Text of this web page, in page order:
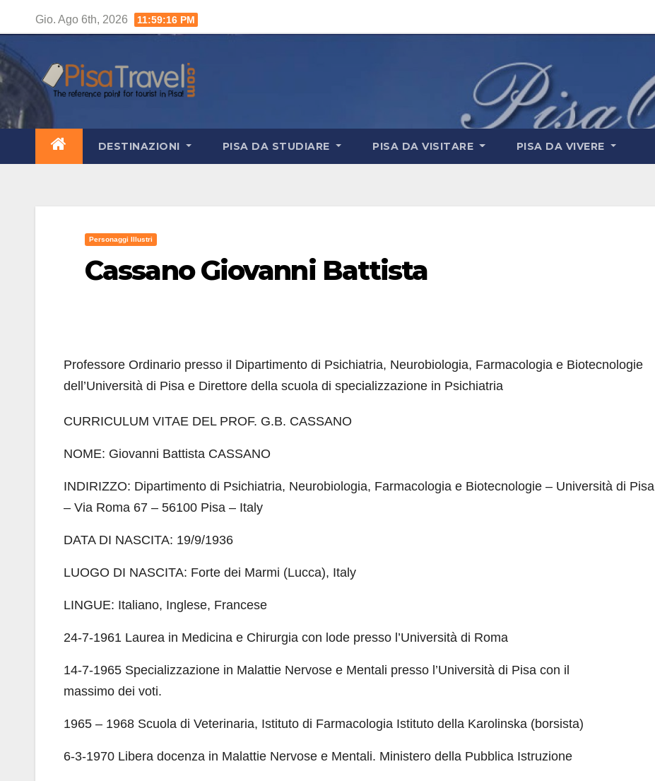
contenuto
Gio. Ago 6th, 2026 11:59:18 PM
DESTINAZIONI PISA DA STUDIARE PISA DA VISITARE PISA DA VIVERE
Personaggi Illustri
Cassano Giovanni Battista
Professore Ordinario presso il Dipartimento di Psichiatria, Neurobiologia, Farmacologia e Biotecnologie
dell’Università di Pisa e Direttore della scuola di specializzazione in Psichiatria
CURRICULUM VITAE DEL PROF. G.B. CASSANO
NOME: Giovanni Battista CASSANO
INDIRIZZO: Dipartimento di Psichiatria, Neurobiologia, Farmacologia e Biotecnologie – Università di Pisa
– Via Roma 67 – 56100 Pisa – Italy
DATA DI NASCITA: 19/9/1936
LUOGO DI NASCITA: Forte dei Marmi (Lucca), Italy
LINGUE: Italiano, Inglese, Francese
24-7-1961 Laurea in Medicina e Chirurgia con lode presso l’Università di Roma
14-7-1965 Specializzazione in Malattie Nervose e Mentali presso l’Università di Pisa con il
massimo dei voti.
1965 – 1968 Scuola di Veterinaria, Istituto di Farmacologia Istituto della Karolinska (borsista)
6-3-1970 Libera docenza in Malattie Nervose e Mentali. Ministero della Pubblica Istruzione